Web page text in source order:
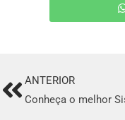
PrevANTERIOR